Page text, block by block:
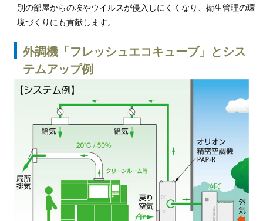
別の部屋からの埃やウイルスが侵入しにくくなり 、衛生管理の環
境づくりにも貢献します。
外調機「フレッシュエコキューブ」とシス
テムアップ例